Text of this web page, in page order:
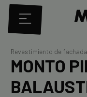
Revestimiento de
MONTO